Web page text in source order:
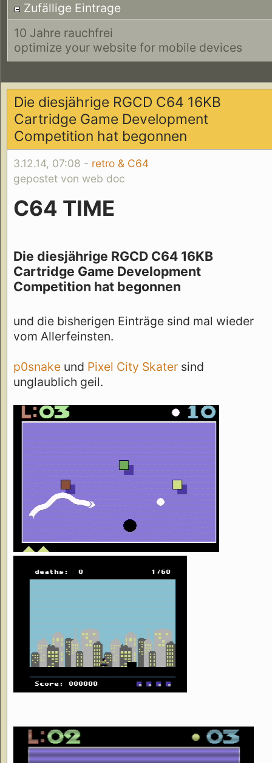
Zufällige Eintrage
10 Jahre rauchfrei
optimize your website for mobile devices
Die diesjährige RGCD C64 16KB
Cartridge Game Development
Competition hat begonnen
3.12.14, 07:08 - retro & C64
gepostet von web doc
C64 TIME
Die diesjährige RGCD C64 16KB
Cartridge Game Development
Competition hat begonnen
und die bisherigen Einträge sind mal wieder
vom Allerfeinsten.
p0snake und Pixel City Skater sind
unglaublich geil.